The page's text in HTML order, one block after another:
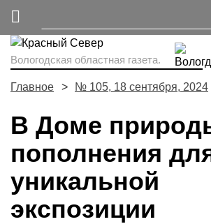
Вологодская областная газета.
Главное № 105, 18 сентября, 2024
В Доме
пополнения
уникальной
экспозиции